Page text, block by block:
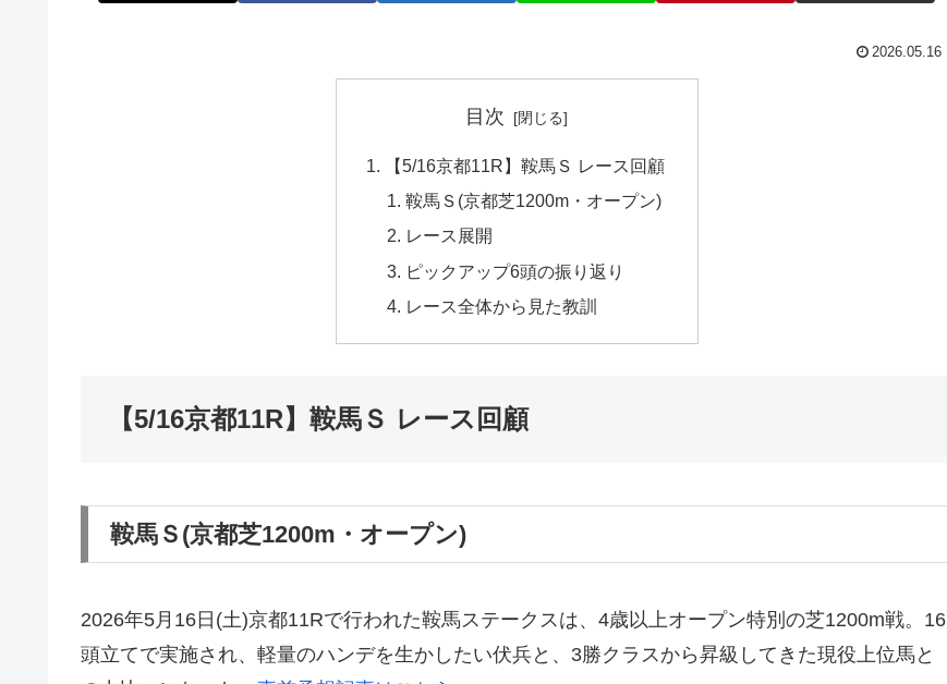
2026.05.16
目次
【5/16京都11R】鞍馬Ｓ レース回顧
鞍馬Ｓ(京都芝1200m・オープン)
レース展開
ピックアップ6頭の振り返り
レース全体から見た教訓
【5/16京都11R】鞍馬Ｓ レース回顧
鞍馬Ｓ(京都芝1200m・オープン)
2026年5月16日(土)京都11Rで行われた鞍馬ステークスは、4歳以上オープン特別の芝1200m戦。16
頭立てで実施され、軽量のハンデを生かしたい伏兵と、3勝クラスから昇級してきた現役上位馬と